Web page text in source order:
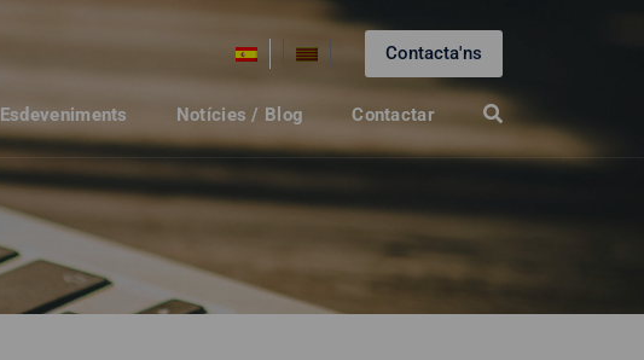
Contacta'ns
Esdeveniments Notícies / Blog Contactar